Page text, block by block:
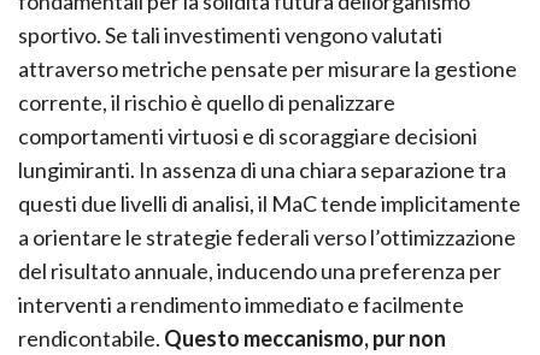
sportivo. Se tali investimenti vengono valutati
attraverso metriche pensate per misurare la gestione
corrente, il rischio è quello di penalizzare
comportamenti virtuosi e di scoraggiare decisioni
lungimiranti. In assenza di una chiara separazione tra
questi due livelli di analisi, il MaC tende implicitamente
a orientare le strategie federali verso l’ottimizzazione
del risultato annuale, inducendo una preferenza per
interventi a rendimento immediato e facilmente
rendicontabile. Questo meccanismo, pur non